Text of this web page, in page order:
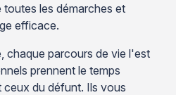
les démarches et
efficace.
chaque parcours de vie l'est
prennent le temps
du défunt. Ils vous